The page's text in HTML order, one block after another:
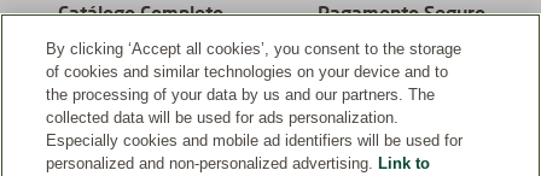
Catálogo Completo
Produtos originais Weleda
Pagamento Seguro
Confiança e Credibilidade
By clicking ‘Accept all cookies’, you consent to the storage
of cookies and similar technologies on your device and to
the processing of your data by us and our partners. The
collected data will be used for ads personalization.
Especially cookies and mobile ad identifiers will be used for
personalized and non-personalized advertising. Link to